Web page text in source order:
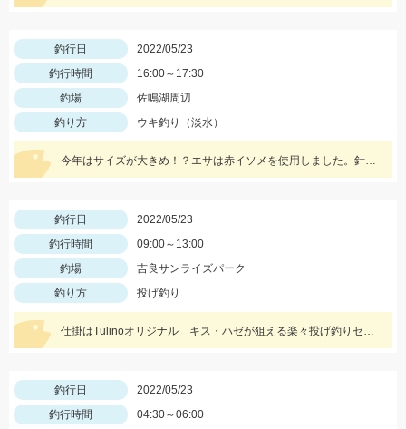
釣行日
2022/05/23
釣行時間
16:00～17:30
釣場
佐鳴湖周辺
釣り方
ウキ釣り（淡水）
今年はサイズが大きめ！？エサは赤イソメを使用しました。針外しにはフォーセップがあると鋏まれずにすみますよ！
釣行日
2022/05/23
釣行時間
09:00～13:00
釣場
吉良サンライズパーク
釣り方
投げ釣り
仕掛はTulinoオリジナル キス・ハゼが狙える楽々投げ釣りセットがおススメです！
釣行日
2022/05/23
釣行時間
04:30～06:00